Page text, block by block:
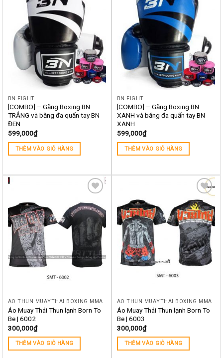
BN FIGHT
[COMBO] – Găng Boxing BN
TRẮNG và băng đa quấn tay BN
ĐEN
599,000₫
THÊM VÀO GIỎ HÀNG
thích
BN FIGHT
[COMBO] – Găng Boxing BN
XANH và băng đa quấn tay BN
XANH
599,000₫
THÊM VÀO GIỎ HÀNG
thích
ÁO THUN MUAYTHAI BOXING MMA
Áo Muay Thái Thun lạnh Born To
Be | 6002
300,000₫
THÊM VÀO GIỎ HÀNG
Yêu
thích
ÁO THUN MUAYTHAI BOXING MMA
Áo Muay Thái Thun lạnh Born To
Be | 6003
300,000₫
THÊM VÀO GIỎ HÀNG